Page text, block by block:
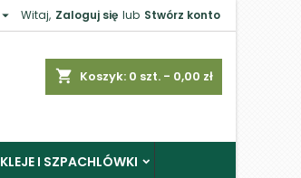
Witaj, Zaloguj się lub Stwórz konto

shopping_cart Koszyk: 0 szt. - 0,00 zł
KLEJE I SZPACHLÓWKI